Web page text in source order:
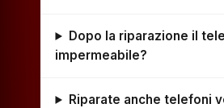
Dopo la riparazione il
impermeabile?
Riparate anche telefoni